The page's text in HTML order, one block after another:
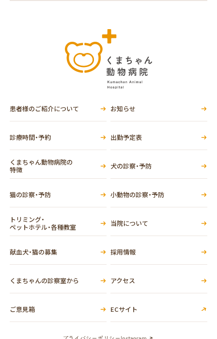
患者様のご紹介について お知らせ
診療時間・予約 出勤予定表
くまちゃん動物病院の
特徴
犬の診察・予防
猫の診察・予防 小動物の診察・予防
トリミング・
ペットホテル・各種教室
当院について
献血犬・猫の募集 採用情報
くまちゃんの診察室から アクセス
ご意見箱 ECサイト